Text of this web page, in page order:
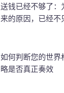
送钱已经不够了：
来的原因，已经不
如何判断您的世
略是否真正奏效